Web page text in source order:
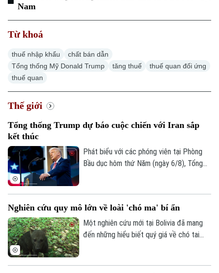
Nam
Từ khoá
thuế nhập khẩu
chất bán dẫn
Tổng thống Mỹ Donald Trump
tăng thuế
thuế quan đối ứng
thuế quan
Thế giới
Tổng thống Trump dự báo cuộc chiến với Iran sắp
kết thúc
Phát biểu với các phóng viên tại Phòng
Bầu dục hôm thứ Năm (ngày 6/8), Tổng
đang gặp vấn đề về nguồn cung một số
loại vũ khí.
Nghiên cứu quy mô lớn về loài 'chó ma' bí ẩn
Một nghiên cứu mới tại Bolivia đã mang
đến những hiểu biết quý giá về chó tai